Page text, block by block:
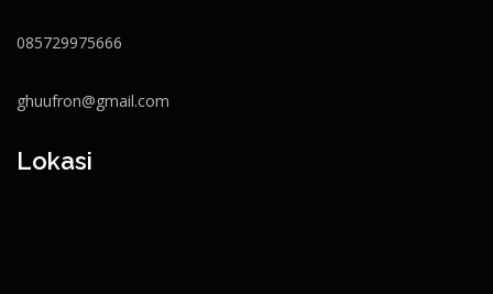
085729975666
ghuufron@gmail.com
Lokasi